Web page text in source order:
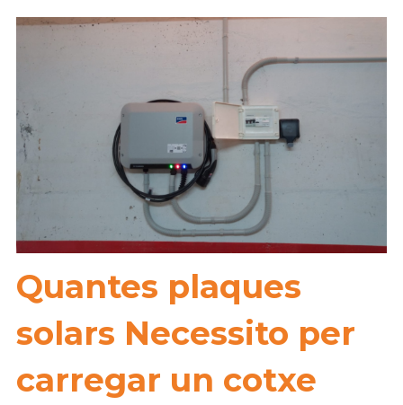
Quantes plaques
solars Necessito per
carregar un cotxe